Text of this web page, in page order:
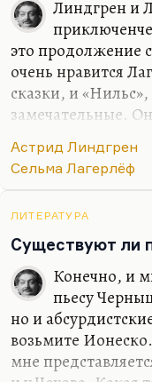
Линдгрен и
это продолжение
очень нравится
сказки, и
замечательные.
писатель
бы вам, так
Стриндберга. А
текстов, то их
ветер свежих
континентов,
открывает нам
горизонты.
Астрид Линдгрен
Сельма Лагерлёф
ЛИТЕРАТУРА
Существуют ли
Конечно, и
пьесу
но и
возьмите
мне